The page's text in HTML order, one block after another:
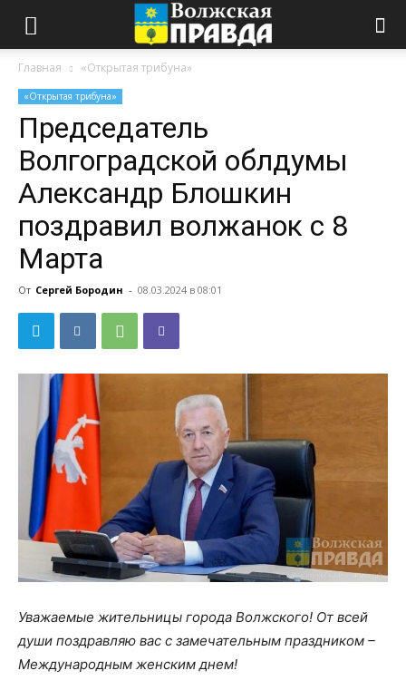
Главная «Открытая трибуна»
«Открытая трибуна»
Председатель
Волгоградской облдумы
Александр Блошкин
поздравил волжанок с 8
Марта
От Сергей Бородин - 08.03.2024 в 08:01
Уважаемые жительницы города Волжского! От всей
души поздравляю вас с замечательным праздником –
Международным женским днем!